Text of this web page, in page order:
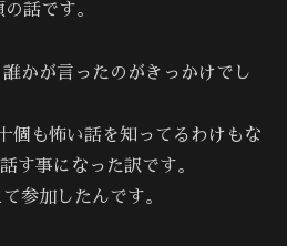
話です。
誰かが言ったのがきっかけでし
個も怖い話を知ってるわけもな
す事になった訳です。
参加したんです。